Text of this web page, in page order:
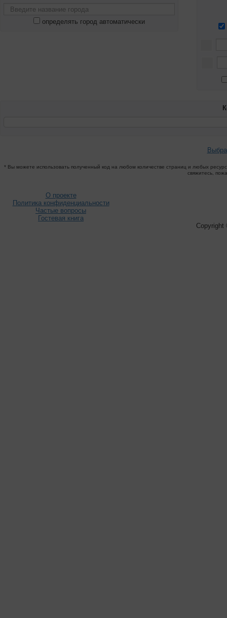
определять город автоматически
* Вы можете использовать полученный код на любом количестве страниц и любых
свяжитесь,
О проекте
Политика конфиденциальности
Частые вопросы
Гостевая книга
Copyright